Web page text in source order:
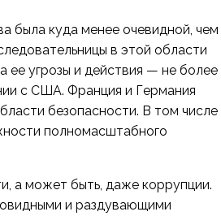
была куда менее очевидной, чем
в этой области
ее угрозы и действия — не более
с США. Франция и Германия
безопасности. В том числе
полномасштабного
а может быть, даже коррупции.
и раздувающими